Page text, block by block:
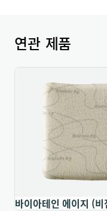
상처 삼출액과 접촉하
(Ag) 는 감염 억제를
착되는 부드럽고 점착
만나면 은 화합물에서
바이아테인® 알지에
시메틸셀룰로오스
지네이트 드레싱입니다.
연관 제품
바이아테인 에이지 (